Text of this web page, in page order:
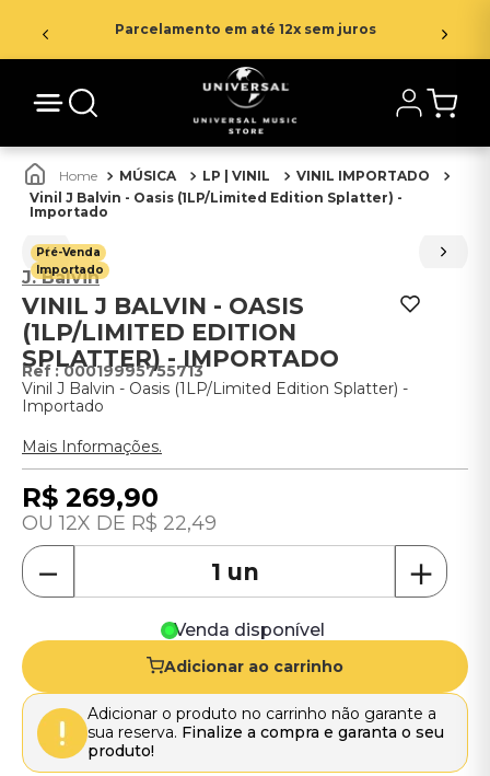
Parcelamento em até 12x sem juros
MÚSICA LP | VINIL
VINIL IMPORTADO
Vinil J Balvin - Oasis (1LP/Limited Edition Splatter) -
Importado
Pré-Venda
Importado
J. Balvin
VINIL J BALVIN - OASIS
(1LP/LIMITED EDITION
SPLATTER) - IMPORTADO
:00019995755713
Vinil J Balvin - Oasis (1LP/Limited Edition Splatter) -
Importado
Mais Informações.
R$ 269,90
12 R$ 22,49
＋
－
Venda disponível
Adicionar ao carrinho
Adicionar o produto no carrinho não garante a
sua reserva. Finalize a compra e garanta o seu
produto!